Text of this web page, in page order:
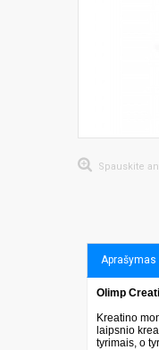
Spauskite
Aprašymas
Olimp
Kreatino
laipsnio
tyrimais, o